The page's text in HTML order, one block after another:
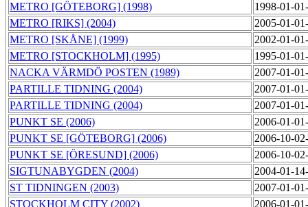
METRO [GÖTEBORG] (1998)
1998-01-
METRO [RIKS] (2004)
2005-01-
METRO [SKÅNE] (1999)
2002-01-
METRO [STOCKHOLM] (1995)
1995-01-
NACKA VÄRMDÖ POSTEN (1989)
2007-01-
PARTILLE TIDNING (2004)
2007-01-
PARTILLE TIDNING (2004)
2007-01-
PUNKT SE (2006)
2006-01-
PUNKT SE [GÖTEBORG] (2006)
2006-10-
PUNKT SE [ÖRESUND] (2006)
2006-10-
SIGTUNABYGDEN (2004)
2004-01-
ST TIDNINGEN (2003)
2007-01-
STOCKHOLM CITY (2002)
2006-01-